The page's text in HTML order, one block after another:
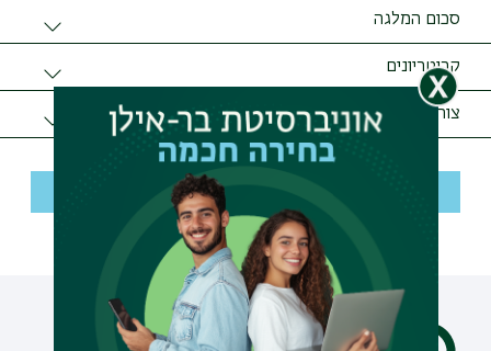
סדנה לליווי ועידוד לימוד, העמקה וכתיבה בנושא תורני הקרוב
בסופה יופק קובץ מאמרים פרי המשתתפות.
סכום המלגה
קריטריונים
סטודנטיות לתואר ראשון, אוהבות תורה, סקרניות ונכונות
להשקיע ולהתקדם.
צור קשר
haggit.armon@biu.ac.il